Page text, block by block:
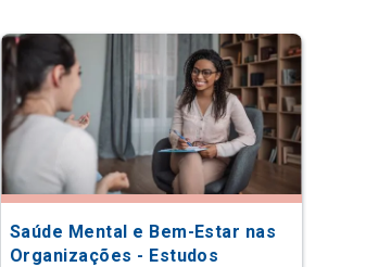
Saúde Mental e Bem-Estar nas
Organizações - Estudos